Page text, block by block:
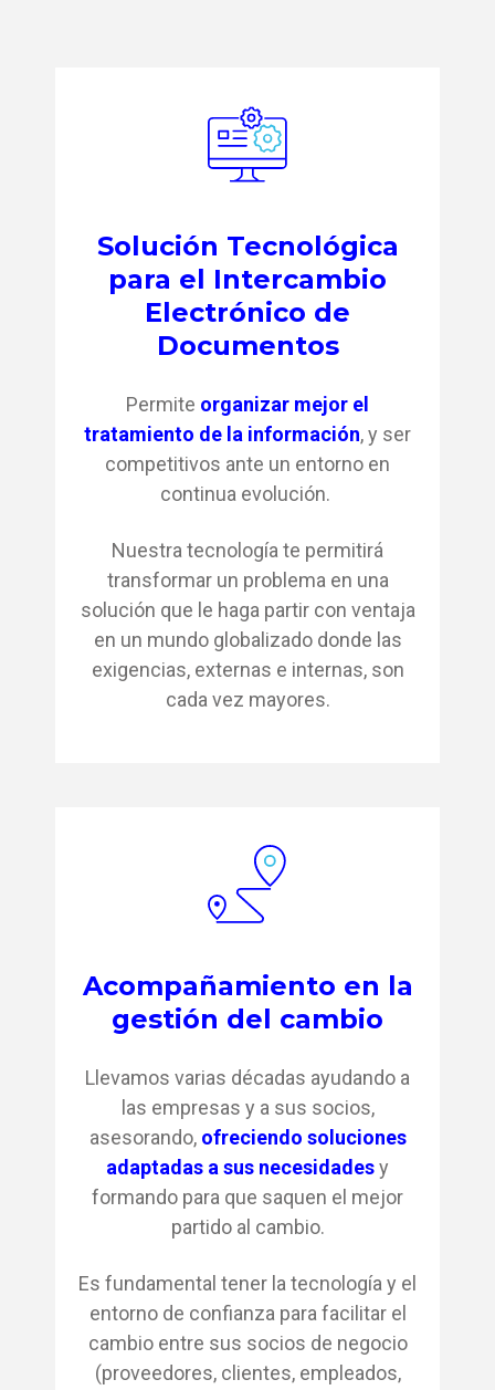
Solución Tecnológica
para el Intercambio
Electrónico de
Documentos
Permite organizar mejor el
tratamiento de la información, y ser
competitivos ante un entorno en
continua evolución.
Nuestra tecnología te permitirá
transformar un problema en una
solución que le haga partir con ventaja
en un mundo globalizado donde las
exigencias, externas e internas, son
cada vez mayores.
Acompañamiento en la
gestión del cambio
Llevamos varias décadas ayudando a
las empresas y a sus socios,
asesorando, ofreciendo soluciones
adaptadas a sus necesidadesy
formando para que saquen el mejor
partido al cambio.
Es fundamental tener la tecnología y el
entorno de confianza para facilitar el
cambio entre sus socios de negocio
(proveedores, clientes, empleados,